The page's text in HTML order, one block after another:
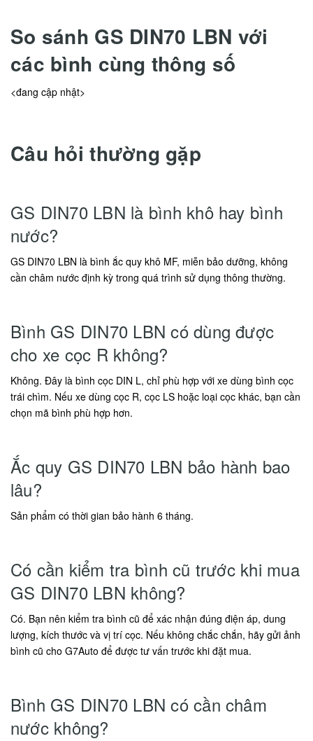
So sánh GS DIN70 LBN với
các bình cùng thông số
<đang cập nhật>
Câu hỏi thường gặp
GS DIN70 LBN là bình khô hay bình
nước?
GS DIN70 LBN là bình ắc quy khô MF, miễn bảo dưỡng, không
cần châm nước định kỳ trong quá trình sử dụng thông thường.
Bình GS DIN70 LBN có dùng được
cho xe cọc R không?
Không. Đây là bình cọc DIN L, chỉ phù hợp với xe dùng bình cọc
trái chìm. Nếu xe dùng cọc R, cọc LS hoặc loại cọc khác, bạn cần
chọn mã bình phù hợp hơn.
Ắc quy GS DIN70 LBN bảo hành bao
lâu?
Sản phẩm có thời gian bảo hành 6 tháng.
Có cần kiểm tra bình cũ trước khi mua
GS DIN70 LBN không?
Có. Bạn nên kiểm tra bình cũ để xác nhận đúng điện áp, dung
lượng, kích thước và vị trí cọc. Nếu không chắc chắn, hãy gửi ảnh
bình cũ cho G7Auto để được tư vấn trước khi đặt mua.
Bình GS DIN70 LBN có cần châm
nước không?